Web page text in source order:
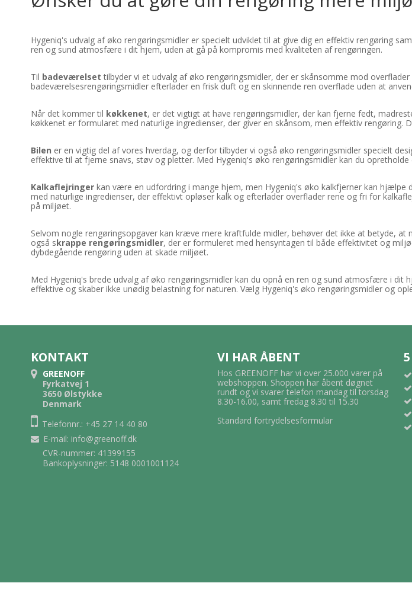
Hygeniq's udvalg af øko rengøringsmidler er specielt udviklet til at give dig en effektiv rengøring
ren og sund atmosfære i dit hjem, uden at gå på kompromis med kvaliteten af rengøringen.
Til badeværelset tilbyder vi et udvalg af øko rengøringsmidler, der er skånsomme mod
badeværelsesrengøringsmidler efterlader en frisk duft og en skinnende ren overflade uden at
Når det kommer til køkkenet, er det vigtigt at have rengøringsmidler, der kan fjerne fedt,
køkkenet er formularet med naturlige ingredienser, der giver en skånsom, men effektiv
Bilen er en vigtig del af vores hverdag, og derfor tilbyder vi også øko rengøringsmidler specielt
effektive til at fjerne snavs, støv og pletter. Med Hygeniq's øko rengøringsmidler kan du
Kalkaflejringer kan være en udfordring i mange hjem, men Hygeniq's øko kalkfjerner kan
med naturlige ingredienser, der effektivt opløser kalk og efterlader overflader rene og fri for
på miljøet.
Selvom nogle rengøringsopgaver kan kræve mere kraftfulde midler, behøver det ikke at betyde,
også skrappe rengøringsmidler, der er formuleret med hensyntagen til både effektivitet og
dybdegående rengøring uden at skade miljøet.
Med Hygeniq's brede udvalg af øko rengøringsmidler kan du opnå en ren og sund atmosfære i
effektive og skaber ikke unødig belastning for naturen. Vælg Hygeniq's øko rengøringsmidler og
KONTAKT
GREENOFF
Fyrkatvej 1
3650 Ølstykke
Denmark
Telefonnr.: +45 27 14 40 80
E-mail: info@greenoff.dk
CVR-nummer: 41399155
Bankoplysninger: 5148 0001001124
VI HAR ÅBENT
Hos GREENOFF har vi over 25.000 varer på
webshoppen. Shoppen har åbent døgnet
rundt og vi svarer telefon mandag til torsdag
8.30-16.00, samt fredag 8.30 til 15.30
Standard fortrydelsesformular